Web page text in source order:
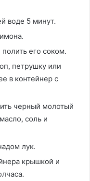
воде 5 минут.
его соком.
петрушку или
в контейнер с
черный молотый
соль и
лук.
крышкой и